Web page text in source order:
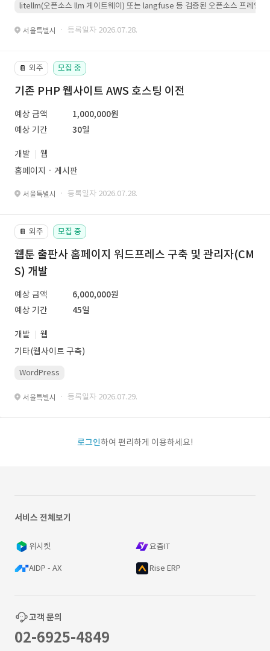
litellm(오픈소스 llm 게이트웨이) 또는 langfuse 등 검증된 오픈소스 프레임워
서울특별시 · 등록일자 2026.07.28.
📔 외주 모집 중
기존 PHP 웹사이트 AWS 호스팅 이전
예상 금액
1,000,000원
예상 기간
30일
개발
웹
홈페이지ㆍ게시판
서울특별시 · 등록일자 2026.07.28.
📔 외주 모집 중
웹툰 출판사 홈페이지 워드프레스 구축 및 관리자(CM
S) 개발
예상 금액
6,000,000원
예상 기간
45일
개발
웹
기타(웹사이트 구축)
WordPress
서울특별시 · 등록일자 2026.07.29.
로그인하여 편리하게 이용하세요!
서비스 전체보기
위시켓 요즘IT
AIDP - AX Rise ERP
고객 문의
02-6925-4849